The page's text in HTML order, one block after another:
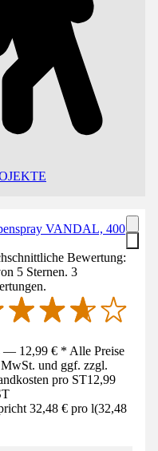
VANDAL, 400
Bewertung:
5 Sternen. 3
— 12,99 € * Alle Preise
und ggf. zzgl.
pro ST12,99
32,48 € pro l(32,48